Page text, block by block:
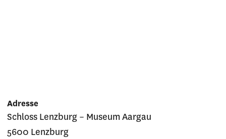
Adresse
Schloss Lenzburg – Museum Aargau
5600 Lenzburg